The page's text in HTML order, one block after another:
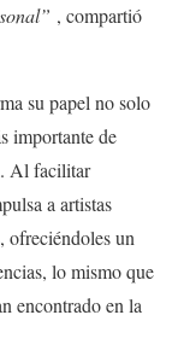
, compartió
su papel no solo
importante de
Al facilitar
a artistas
ofreciéndoles un
lo mismo que
encontrado en la